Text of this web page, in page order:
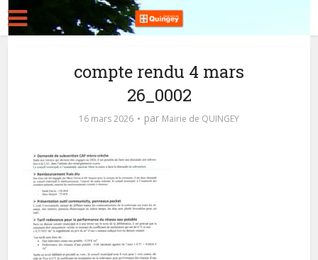
compte rendu 4 mars
26_0002
16 mars 2026 par Mairie de QUINGEY